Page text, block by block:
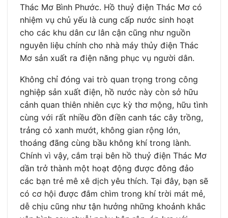
Thác Mơ Bình Phước. Hồ thuỷ điện Thác Mơ có
nhiệm vụ chủ yếu là cung cấp nước sinh hoạt
cho các khu dân cư lân cận cũng như nguồn
nguyên liệu chính cho nhà máy thủy điện Thác
Mơ sản xuất ra điện năng phục vụ người dân.
Không chỉ đóng vai trò quan trọng trong công
nghiệp sản xuất điện, hồ nước này còn sở hữu
cảnh quan thiên nhiên cực kỳ thơ mộng, hữu tình
cùng với rất nhiều đồn điền canh tác cây trồng,
trảng cỏ xanh mướt, không gian rộng lớn,
thoáng đãng cùng bầu không khí trong lành.
Chính vì vậy, cắm trại bên hồ thuỷ điện Thác Mơ
dần trở thành một hoạt động được đông đảo
các bạn trẻ mê xê dịch yêu thích. Tại đây, bạn sẽ
có cơ hội được đắm chìm trong khí trời mát mẻ,
dễ chịu cũng như tận hưởng những khoảnh khắc